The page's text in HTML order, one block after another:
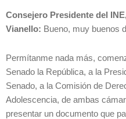
Consejero Presidente del
Vianello: Bueno, muy buenos
Permítanme nada más,
Senado la República, a la
Senado, a la Comisión de
Adolescencia, de ambas
presentar un documento que